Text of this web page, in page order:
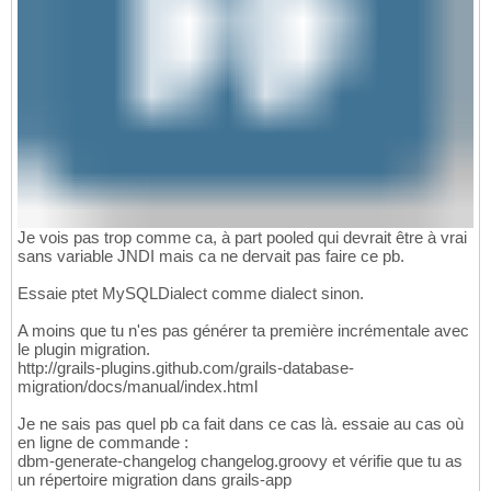
Je vois pas trop comme ca, à part pooled qui devrait être à vrai
sans variable JNDI mais ca ne dervait pas faire ce pb.
Essaie ptet MySQLDialect comme dialect sinon.
A moins que tu n'es pas générer ta première incrémentale avec
le plugin migration.
http://grails-plugins.github.com/grails-database-
migration/docs/manual/index.html
Je ne sais pas quel pb ca fait dans ce cas là. essaie au cas où
en ligne de commande :
dbm-generate-changelog changelog.groovy et vérifie que tu as
un répertoire migration dans grails-app